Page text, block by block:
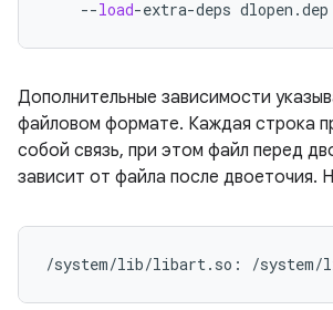
--load-extra-deps dlopen .dep
Дополнительные зависимости
файловом формате. Каждая строка
собой связь, при этом файл перед
зависит от файла после двоеточия.
/system/lib/libart.so: /